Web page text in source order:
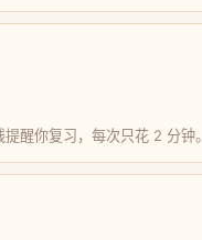
醒你复习，每次只花 2 分钟。